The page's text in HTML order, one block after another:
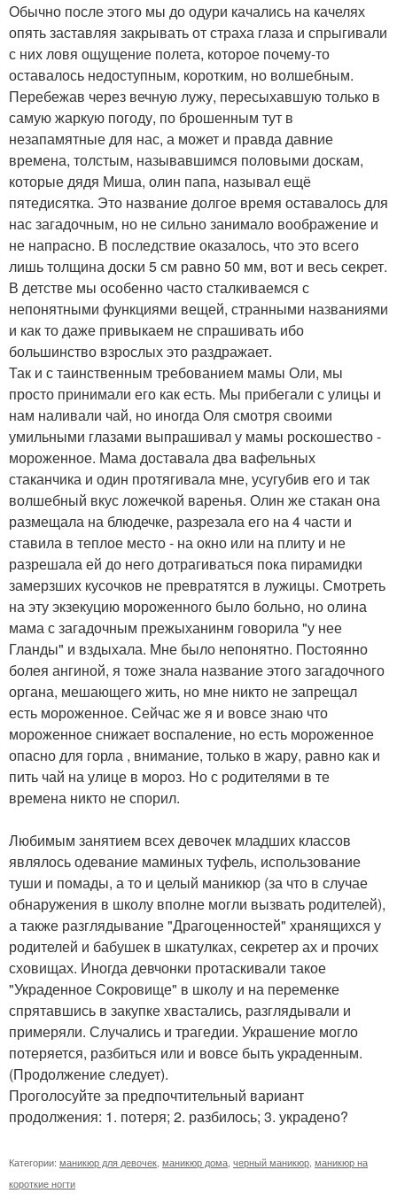
Обычно после этого мы до одури качались на качелях
опять заставляя закрывать от страха глаза и спрыгивали
с них ловя ощущение полета, которое почему-то
оставалось недоступным, коротким, но волшебным.
Перебежав через вечную лужу, пересыхавшую только в
самую жаркую погоду, по брошенным тут в
незапамятные для нас, а может и правда давние
времена, толстым, называвшимся половыми доскам,
которые дядя Миша, олин папа, называл ещё
пятедисятка. Это название долгое время оставалось для
нас загадочным, но не сильно занимало воображение и
не напрасно. В последствие оказалось, что это всего
лишь толщина доски 5 см равно 50 мм, вот и весь секрет.
В детстве мы особенно часто сталкиваемся с
непонятными функциями вещей, странными названиями
и как то даже привыкаем не спрашивать ибо
большинство взрослых это раздражает.
Так и с таинственным требованием мамы Оли, мы
просто принимали его как есть. Мы прибегали с улицы и
нам наливали чай, но иногда Оля смотря своими
умильными глазами выпрашивал у мамы роскошество -
мороженное. Мама доставала два вафельных
стаканчика и один протягивала мне, усугубив его и так
волшебный вкус ложечкой варенья. Олин же стакан она
размещала на блюдечке, разрезала его на 4 части и
ставила в теплое место - на окно или на плиту и не
разрешала ей до него дотрагиваться пока пирамидки
замерзших кусочков не превратятся в лужицы. Смотреть
на эту экзекуцию мороженного было больно, но олина
мама с загадочным прежыханинм говорила "у нее
Гланды" и вздыхала. Мне было непонятно. Постоянно
болея ангиной, я тоже знала название этого загадочного
органа, мешающего жить, но мне никто не запрещал
есть мороженное. Сейчас же я и вовсе знаю что
мороженное снижает воспаление, но есть мороженное
опасно для горла , внимание, только в жару, равно как и
пить чай на улице в мороз. Но с родителями в те
времена никто не спорил.
Любимым занятием всех девочек младших классов
являлось одевание маминых туфель, использование
туши и помады, а то и целый маникюр (за что в случае
обнаружения в школу вполне могли вызвать родителей),
а также разглядывание "Драгоценностей" хранящихся у
родителей и бабушек в шкатулках, секретер ах и прочих
сховищах. Иногда девчонки протаскивали такое
"Украденное Сокровище" в школу и на переменке
спрятавшись в закупке хвастались, разглядывали и
примеряли. Случались и трагедии. Украшение могло
потеряется, разбиться или и вовсе быть украденным.
(Продолжение следует).
Проголосуйте за предпочтительный вариант
продолжения: 1. потеря; 2. разбилось; 3. украдено?
Категории: маникюр для девочек маникюр дома черный маникюр маникюр на
короткие ногти